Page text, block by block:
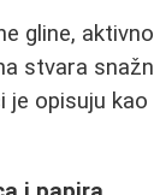
gline,
stvara
je opisuju